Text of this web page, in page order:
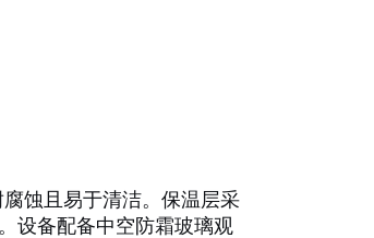
蚀且易于清洁。保温层采
设备配备中空防霜玻璃观